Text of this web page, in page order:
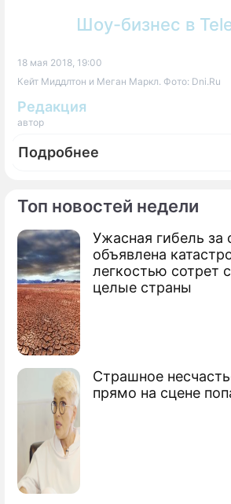
Топ новостей недели
Ужасная гибель за
объявлена
легкостью сотрет
целые страны
Страшное
прямо на сцене
Шоу-бизнес в
18 мая 2018, 19:00
Кейт Миддлтон и Меган Маркл. Фото: Dni.Ru
Редакция
автор
Подробнее
По теме
Продолжение:
больше нет:
Рокировочка: Меган Маркл
алтарю с другим принцем